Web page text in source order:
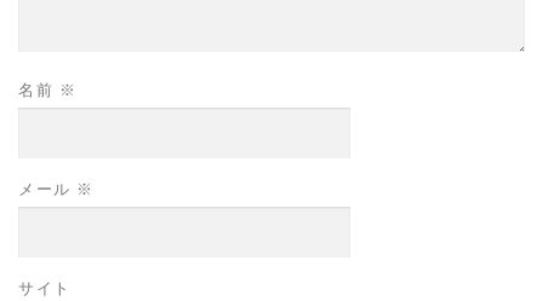
名前 ※
メール ※
サイト